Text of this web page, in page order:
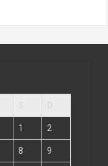
1 2
8 9